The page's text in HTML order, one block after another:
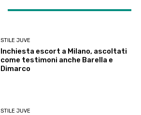
STILE JUVE
Inchiesta escort a Milano, ascoltati
come testimoni anche Barella e
Dimarco
STILE JUVE